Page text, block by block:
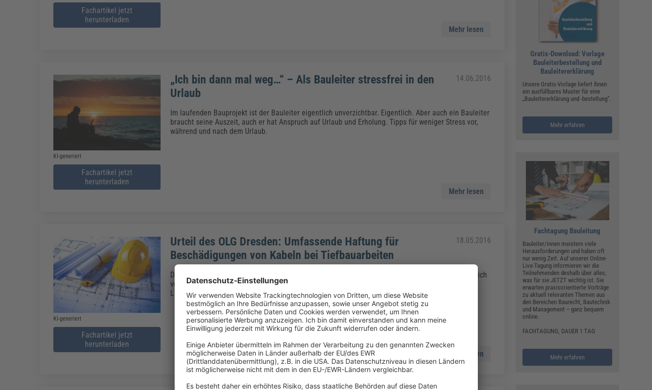
Fachartikel jetzt
herunterladen
Mehr lesen
KI-generiert
Fachartikel jetzt
herunterladen
„Ich bin dann mal weg…“ – Als Bauleiter stressfrei in den
Urlaub
14.06.2016
Im laufenden Bauprojekt ist der Bauleiter eigentlich unverzichtbar. Eigentlich. Aber auch ein Bauleiter
braucht seine Auszeit, auch er hat Anspruch auf Urlaub und Erholung. Tipps für weniger Stress vor,
während und nach dem Urlaub.
Mehr lesen
KI-generiert
Fachartikel jetzt
herunterladen
Urteil des OLG Dresden: Umfassende Haftung für
Beschädigungen von Kabeln bei Tiefbauarbeiten
18.05.2016
Die Rechtsprechung des BGH stellt hohe Anforderungen an die Pflicht des Tiefbauunternehmers, sich
vor der Durchführung seiner Arbeiten nach der Existenz und dem Verlauf unterirdisch verlegter
Leitungen zu erkundigen.
Mehr lesen
Gratis-Download: Vorlage
Bauleiterbestellung und
Bauleitererklärung
Unsere Gratis-Vorlage liefert Ihnen
ein ausfüllbares Muster für eine
„Bauleitererklärung und -bestellung“.
Mehr erfahren
Fachtagung Bauleitung
Bauleiter/innen meistern viele
Herausforderungen und haben oft
nur wenig Zeit. Auf unserer Online-
Live-Tagung informieren wir die
Teilnehmenden deshalb über alles,
was für sie JETZT wichtig ist. Sie
erwarten praxisorientierte Vorträge
zu aktuell relevanten Themen aus
den Bereichen Baurecht, Bautechnik
und Management – ganz bequem
online.
FACHTAGUNG, DAUER 1 TAG
Mehr erfahren